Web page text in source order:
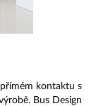
kontaktu s
Bus Design